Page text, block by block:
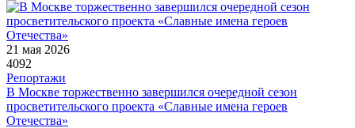
21 мая 2026
4092
Репортажи
В Москве торжественно завершился очередной сезон
просветительского проекта «Славные имена героев
Отечества»